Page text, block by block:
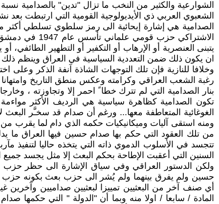
الشعبوي العربي ذي الأيديولوجية القومية التي ارتبطت بعد
الصدامية هي إشارة إيحائية الى رمز سلطوي تسلطي
يتبنى العنصرية أو الإرهاب أو التكفير أو التطهير
ان يكون ذلك ضمن التعددية السياسية في العراق وينظم ذلك
وخلافا للنازية فإن تلك التوجهات الشاذة آنفة الذكر وعلى
رغبة الشعب العراقي وكرامته وعكس منطق التاريخ وامتهانا
بنار الصدامية التي لم تترك خطا ً احمر إلا وتجاوزته ،
تكون الصدامية كظاهرة سياسية هي الرديف الأكثر
الغوغائية المتعاطفة معها... ورغم أن صدام قد سخـَّر البعث
من تلك العقود التي حكم بها صدام حسين فيها العراق ما
تتجسد في الأسلوب الدموي ذاته التي يتخذه حاليا لتنفيذ
السنين التي أعقبت الإطاحة بحكم البعث إلا مثل يجسد جميع
ولكن الدستور العراقي وفي سياق الإشارة الى حظر حزب
حسين ولم يفرق بينهما ولم يُشر الى حزب بعث بكونه حزب
أي صنف آخر من البعثيين تمييزا لبعثيين صداميين وآخرين
المادة / سابعا / اولا منه وبما أن "الدولة " التي